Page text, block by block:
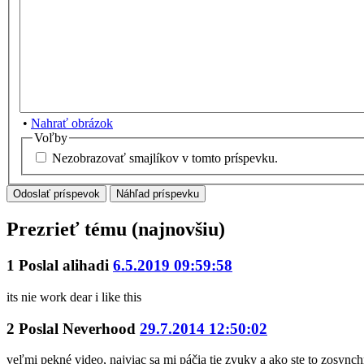
• Nahrať obrázok
Voľby
Nezobrazovať smajlíkov v tomto príspevku.
Prezrieť tému (najnovšiu)
1 Poslal alihadi 6.5.2019 09:59:58
its nie work dear i like this
2 Poslal Neverhood 29.7.2014 12:50:02
veľmi pekné video, najviac sa mi páčia tie zvuky a ako ste to